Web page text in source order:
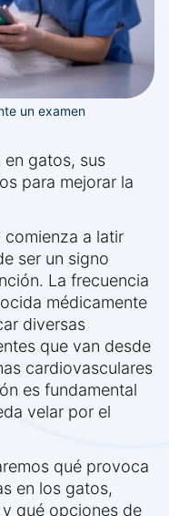
un examen
gatos, sus
para mejorar la
a latir
ser un signo
La frecuencia
médicamente
diversas
que van desde
cardiovasculares
es fundamental
velar por el
qué provoca
en los gatos,
qué opciones de